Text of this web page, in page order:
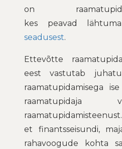
on
kes peavad
seadusest.
Ettevõtte
eest vastutab
raamatupidamisega
raamatupidaja
et finantsseisundi,
rahavoogude kohta